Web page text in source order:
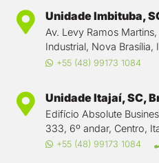
Unidade Imbituba,
Av. Levy Ramos
Industrial, Nova
+55 (48) 99173 1084
Unidade Itajaí, SC,
Edifício Absolute
333, 6º andar, Centro,
+55 (48) 99173 1084